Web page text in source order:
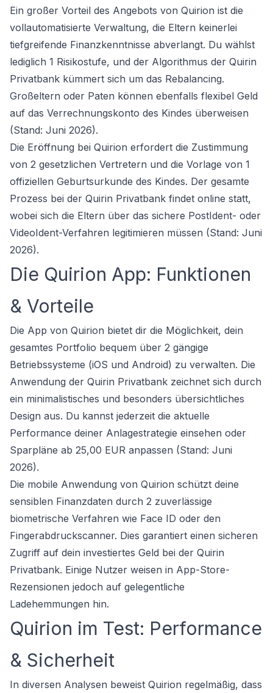
Ein großer Vorteil des Angebots von Quirion ist die
vollautomatisierte Verwaltung, die Eltern keinerlei
tiefgreifende Finanzkenntnisse abverlangt. Du wählst
lediglich 1 Risikostufe, und der Algorithmus der Quirin
Privatbank kümmert sich um das Rebalancing.
Großeltern oder Paten können ebenfalls flexibel Geld
auf das Verrechnungskonto des Kindes überweisen
(Stand: Juni 2026).
Die Eröffnung bei Quirion erfordert die Zustimmung
von 2 gesetzlichen Vertretern und die Vorlage von 1
offiziellen Geburtsurkunde des Kindes. Der gesamte
Prozess bei der Quirin Privatbank findet online statt,
wobei sich die Eltern über das sichere PostIdent- oder
VideoIdent-Verfahren legitimieren müssen (Stand: Juni
2026).
Die Quirion App: Funktionen
& Vorteile
Die App von Quirion bietet dir die Möglichkeit, dein
gesamtes Portfolio bequem über 2 gängige
Betriebssysteme (iOS und Android) zu verwalten. Die
Anwendung der Quirin Privatbank zeichnet sich durch
ein minimalistisches und besonders übersichtliches
Design aus. Du kannst jederzeit die aktuelle
Performance deiner Anlagestrategie einsehen oder
Sparpläne ab 25,00 EUR anpassen (Stand: Juni
2026).
Die mobile Anwendung von Quirion schützt deine
sensiblen Finanzdaten durch 2 zuverlässige
biometrische Verfahren wie Face ID oder den
Fingerabdruckscanner. Dies garantiert einen sicheren
Zugriff auf dein investiertes Geld bei der Quirin
Privatbank. Einige Nutzer weisen in App-Store-
Rezensionen jedoch auf gelegentliche
Ladehemmungen hin.
Quirion im Test: Performance
& Sicherheit
In diversen Analysen beweist Quirion regelmäßig, dass